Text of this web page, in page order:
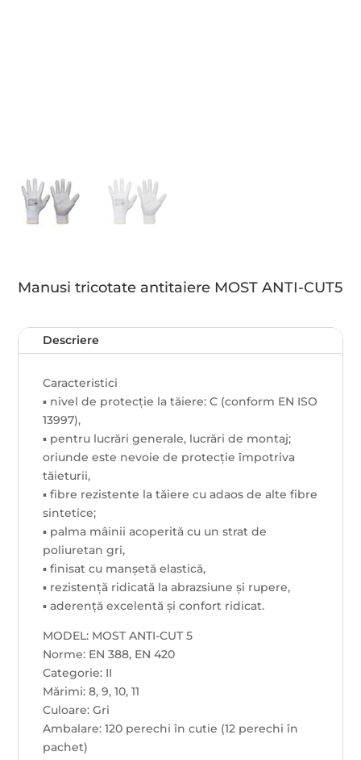
Manusi tricotate antitaiere MOST ANTI-CUT5
Descriere
Caracteristici
▪ nivel de protecție la tăiere: C (conform EN ISO
13997),
▪ pentru lucrări generale, lucrări de montaj;
oriunde este nevoie de protecție împotriva
tăieturii,
▪ fibre rezistente la tăiere cu adaos de alte fibre
sintetice;
▪ palma mâinii acoperită cu un strat de
poliuretan gri,
▪ finisat cu manșetă elastică,
▪ rezistență ridicată la abrazsiune și rupere,
▪ aderență excelentă și confort ridicat.
MODEL: MOST ANTI-CUT 5
Norme: EN 388, EN 420
Categorie: II
Mărimi: 8, 9, 10, 11
Culoare: Gri
Ambalare: 120 perechi în cutie (12 perechi în
pachet)